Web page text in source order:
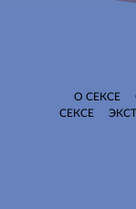
О СЕКСЕ
СЕКСЕ